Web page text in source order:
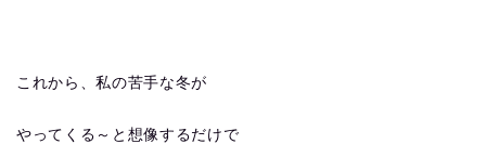
これから、私の苦手な冬が
やってくる～と想像するだけで